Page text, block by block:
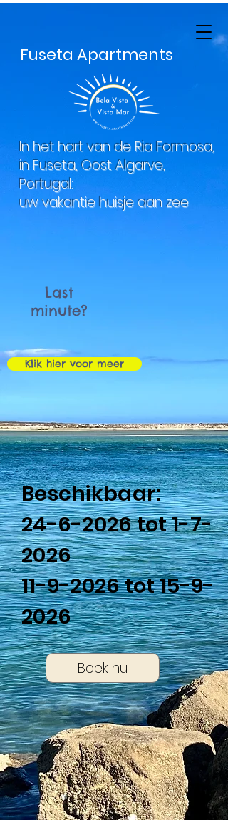
Fuseta Apartments
In het hart van de Ria Formosa,
in Fuseta, Oost Algarve,
Portugal:
uw vakantie huisje aan zee
Last
minute?
Klik hier voor meer
Beschikbaar:
24-6-2026tot 1-7-
2026
11-9-2026tot15-9-
2026
Boek nu